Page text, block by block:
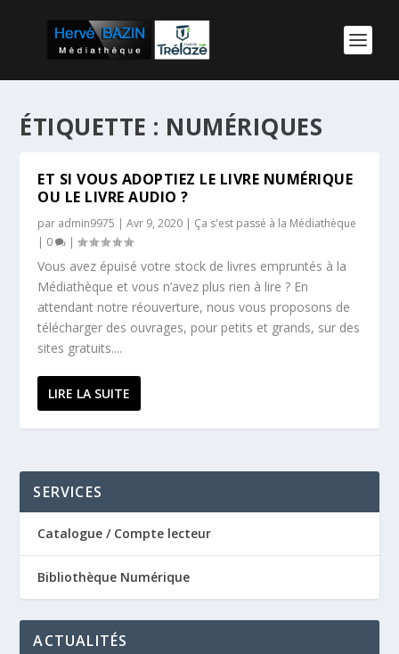
ÉTIQUETTE : NUMÉRIQUES
ET SI VOUS ADOPTIEZ LE LIVRE NUMÉRIQUE
OU LE LIVRE AUDIO ?
par admin9975 |Avr 9, 2020 | Ça s'est passé à la Médiathèque
| 0 |
Vous avez épuisé votre stock de livres empruntés à la
Médiathèque et vous n’avez plus rien à lire ? En
attendant notre réouverture, nous vous proposons de
télécharger des ouvrages, pour petits et grands, sur des
sites gratuits....
LIRE LA SUITE
SERVICES
Catalogue / Compte lecteur
Bibliothèque Numérique
ACTUALITÉS